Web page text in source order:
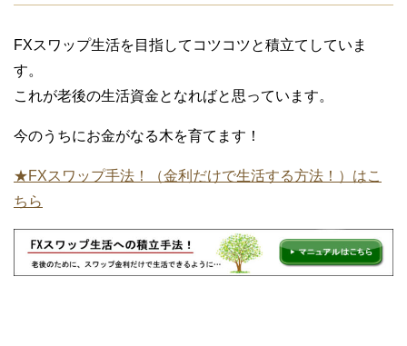
FXスワップ生活を目指してコツコツと積立てしていま
す。
これが老後の生活資金となればと思っています。
今のうちにお金がなる木を育てます！
★FXスワップ手法！（金利だけで生活する方法！）はこ
ちら